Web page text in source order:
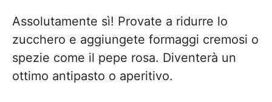
Assolutamente sì! Provate a ridurre lo
zucchero e aggiungete formaggi cremosi o
spezie come il pepe rosa. Diventerà un
ottimo antipasto o aperitivo.